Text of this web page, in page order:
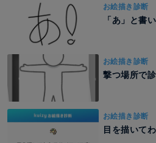
お絵描き診断
「あ」と書
お絵描き診断
撃つ場所で
お絵描き診断
目を描いて